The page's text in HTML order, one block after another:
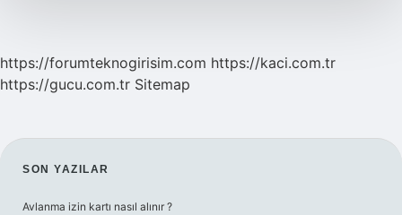
https://forumteknogirisim.com https://kaci.com.tr
https://gucu.com.tr Sitemap
SIDEBAR
SON YAZILAR
Avlanma izin kartı nasıl alınır ?